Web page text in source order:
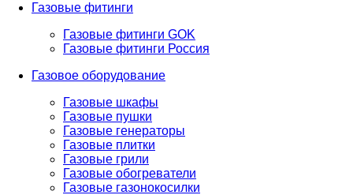
Газовые фитинги
Газовые фитинги GOK
Газовые фитинги Россия
Газовое оборудование
Газовые шкафы
Газовые пушки
Газовые генераторы
Газовые плитки
Газовые грили
Газовые обогреватели
Газовые газонокосилки